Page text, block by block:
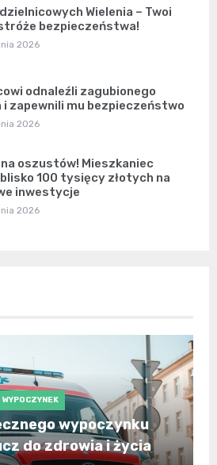
Wielenia – Twoi
bezpieczeństwa!
2026
odnaleźli zagubionego
i zapewnili mu bezpieczeństwo
2026
na oszustów! Mieszkaniec
100 tysięcy złotych na
inwestycje
2026
WYPOCZYNEK
wypoczynku
do zdrowia i życia